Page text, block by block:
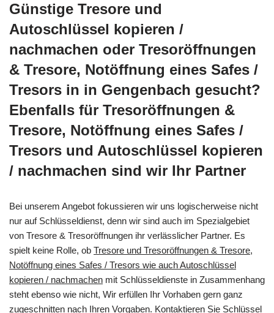
Günstige Tresore und
Autoschlüssel kopieren /
nachmachen oder Tresoröffnungen
& Tresore, Notöffnung eines Safes /
Tresors in in Gengenbach gesucht?
Ebenfalls für Tresoröffnungen &
Tresore, Notöffnung eines Safes /
Tresors und Autoschlüssel kopieren
/ nachmachen sind wir Ihr Partner
Bei unserem Angebot fokussieren wir uns logischerweise nicht
nur auf Schlüsseldienst, denn wir sind auch im Spezialgebiet
von Tresore & Tresoröffnungen ihr verlässlicher Partner. Es
spielt keine Rolle, ob Tresore und Tresoröffnungen & Tresore,
Notöffnung eines Safes / Tresors wie auch Autoschlüssel
kopieren / nachmachen mit Schlüsseldienste in Zusammenhang
steht ebenso wie nicht, Wir erfüllen Ihr Vorhaben gern ganz
zugeschnitten nach Ihren Vorgaben. Kontaktieren Sie Schlüssel